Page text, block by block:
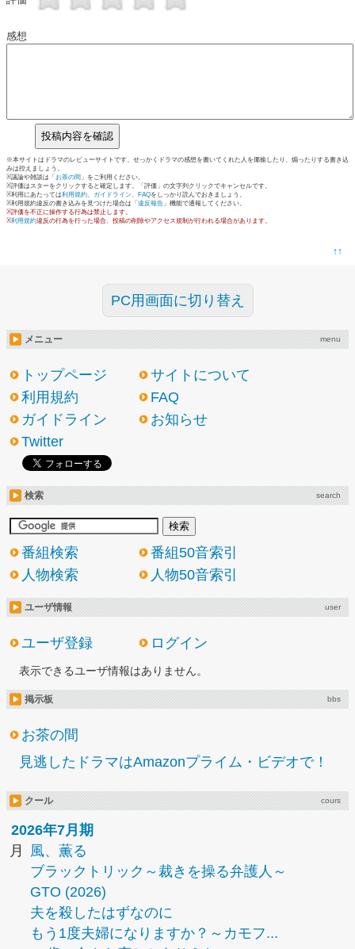
感想
※本サイトはドラマのレビューサイトです。せっかくドラマの感想を書いてくれた人を揶揄したり、煽ったりする書き込
みは控えましょう。
※議論や雑談は「 お茶の間 」をご利用ください。
※評価はスターをクリックすると確定します。「評価」の文字列クリックでキャンセルです。
※利用にあたっては利用規約、 ガイドライン、 FAQをしっかり読んでおきましょう。
※利用規約違反の書き込みを見つけた場合は「 違反報告 」機能で通報してください。
※評価を不正に操作する行為は禁止します。
※利用規約違反の行為を行った場合、投稿の削除やアクセス規制が行われる場合があります。
↑↑
PC用画面に切り替え
メニュー menu
トップページ
サイトについて
利用規約
FAQ
ガイドライン
お知らせ
Twitter
検索 search
番組検索
番組50音索引
人物検索
人物50音索引
ユーザ情報 user
ユーザ登録 ログイン
表示できるユーザ情報はありません。
掲示板 bbs
お茶の間
見逃したドラマはAmazonプライム・ビデオで！
クール cours
2026年7月期
月
風、薫る
ブラックトリック～裁きを操る弁護人～
GTO (2026)
夫を殺したはずなのに
もう1度夫婦になりますか？～カモフ...